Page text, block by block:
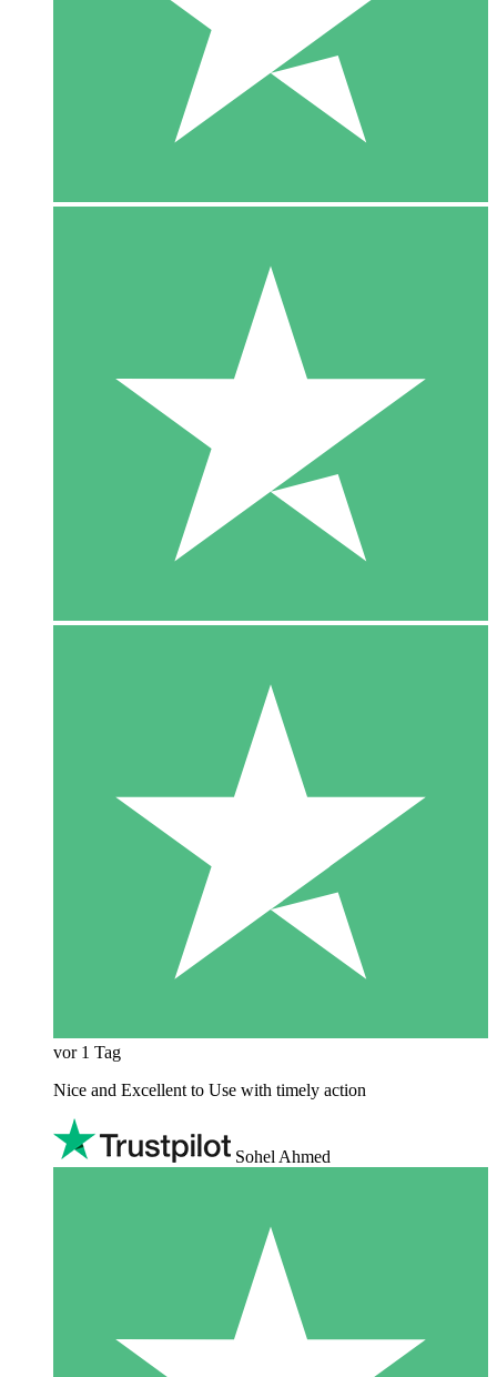
vor 1 Tag
Nice and Excellent to Use with timely action
Sohel Ahmed